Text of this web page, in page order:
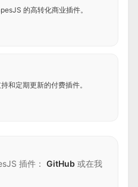
的高转化商业插件。
和定期更新的付费插件。
插件： GitHub 或在我